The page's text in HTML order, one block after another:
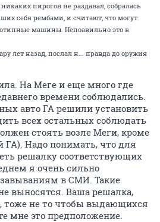
пирогов не раздавал, собралась
себя рембами, и считают, что могут
машины. Непоавильно это в
лет назад, послал н... правда до оружия
На Меге и еще много где
времени соблюдались.
авто ГА решили установить
всех остальных соблюдать
стоять возле Меги, кроме
ГА). Надо понимать, что для
решалку соответствующих
я очень сильно
в СМИ. Такие
выносятся. Ваша решалка,
тоже не то чтобы выдающихся
мне это предположение.